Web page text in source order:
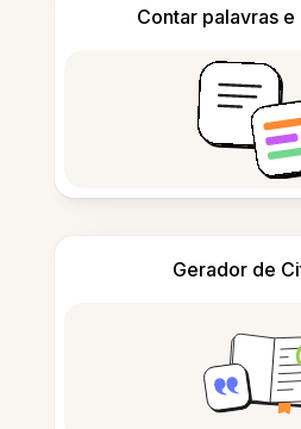
Contar palavras
Gerador de